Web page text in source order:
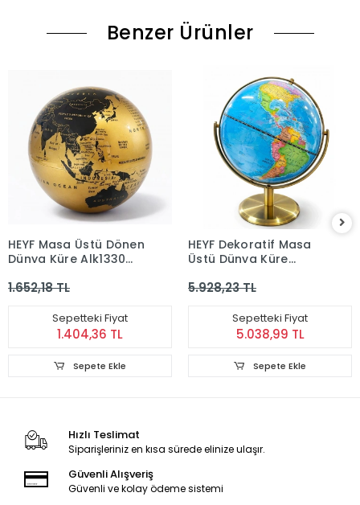
Benzer Ürünler
HEYF Masa Üstü Dönen
Dünya Küre Alk1330
1.652,18 TL
Sepetteki Fiyat
1.404,36 TL
Sepete Ekle
HEYF Dekoratif Masa
Üstü Dünya Küre
5.928,23 TL
Sepetteki Fiyat
5.038,99 TL
Sepete Ekle
Hızlı Teslimat
Siparişleriniz en kısa sürede elinize ulaşır.
Güvenli Alışveriş
Güvenli ve kolay ödeme sistemi